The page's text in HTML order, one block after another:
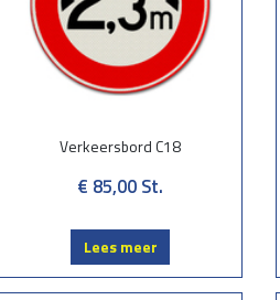
Verkeersbord C18
€ 85,00 St.
Lees meer